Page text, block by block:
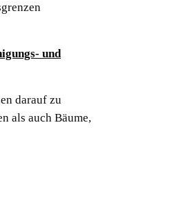
und
darauf zu
als auch Bäume,